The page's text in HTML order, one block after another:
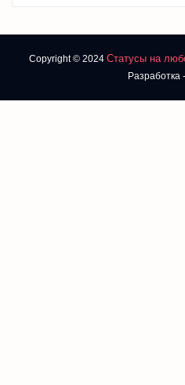
Copyright © 2024 Статусы на
Разработка -